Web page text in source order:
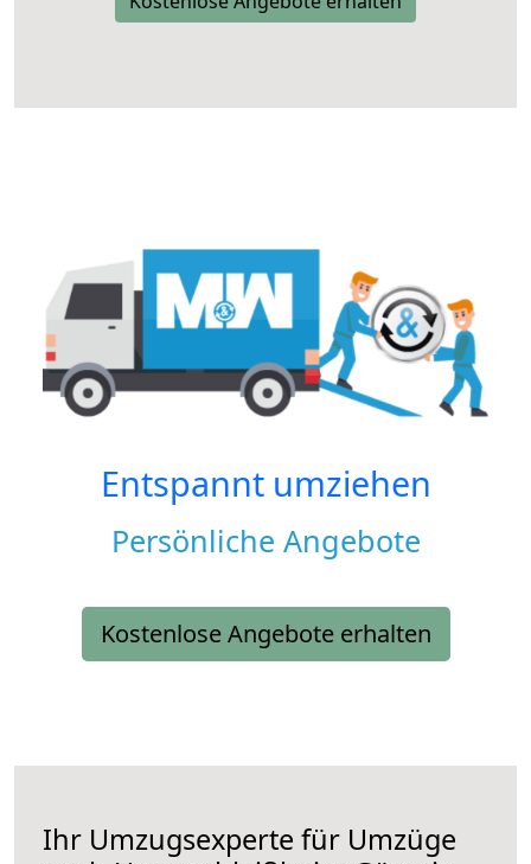
Entspannt umziehen
Persönliche Angebote
Kostenlose Angebote erhalten
Ihr Umzugsexperte für Umzüge